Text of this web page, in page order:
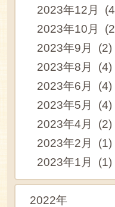
2023年12月
2023年10月
2023年9月 (2)
2023年8月 (4)
2023年6月 (4)
2023年5月 (4)
2023年4月 (2)
2023年2月 (1)
2023年1月 (1)
2022年